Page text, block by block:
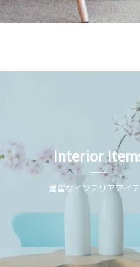
Interior
豊富なインテリアアイ